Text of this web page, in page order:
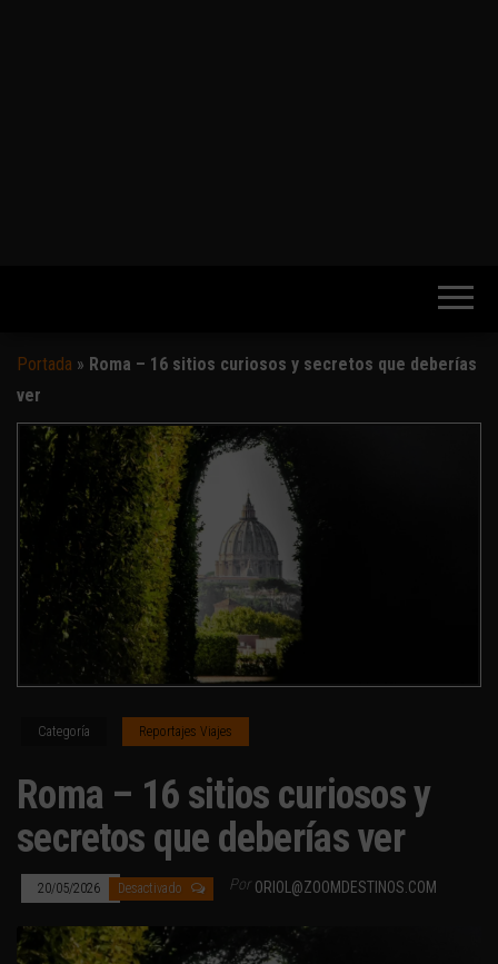
Portada » Roma – 16 sitios curiosos y secretos que deberías
ver
Categoría Reportajes Viajes
Roma – 16 sitios curiosos y
secretos que deberías ver
20/05/2026 Desactivado Por ORIOL@ZOOMDESTINOS.COM